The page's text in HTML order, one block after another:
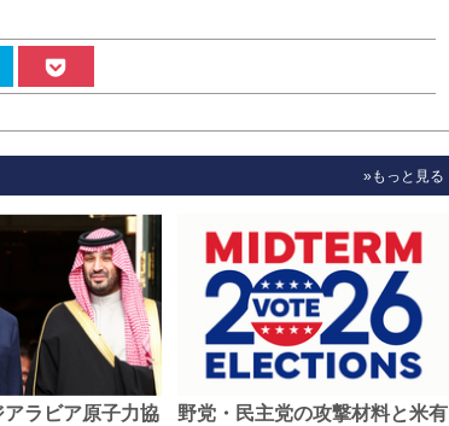
»もっと見る
ラビア原子力協
野党・民主党の攻撃材料と米有